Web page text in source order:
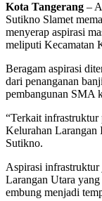
Kota Tangerang –
Sutikno Slamet
menyerap aspirasi
meliputi Kecamatan
Beragam aspirasi
dari penanganan
pembangunan SMA
“Terkait infrastruktur
Kelurahan Larangan
Sutikno.
Aspirasi infrastruktur
Larangan Utara
embung menjadi